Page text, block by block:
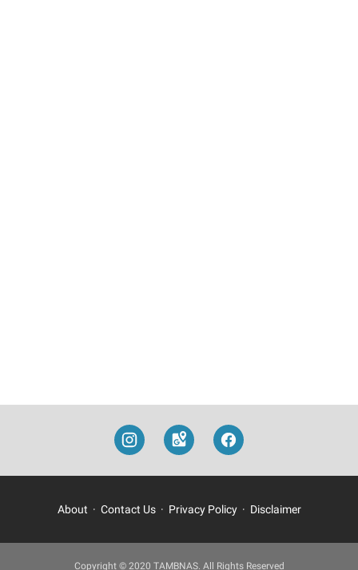
About Contact Us Privacy Policy Disclaimer
Copyright © 2020 TAMBNAS. All Rights Reserved